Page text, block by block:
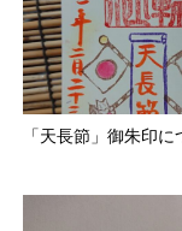
「天長節」御朱印に